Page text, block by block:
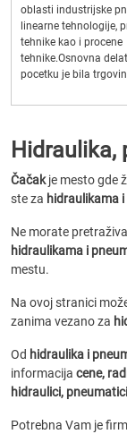
oblasti industrijske
linearne tehnologije,
tehnike kao i procene
tehnike.Osnovna
pocetku je bila
Hidraulika,
Čačakje mesto gde
ste za hidraulikama
Ne morate
hidraulikama i
mestu.
Na ovoj stranici
zanima vezano za
Od hidraulika i
informacija cene,
hidraulici, pneumati­ci
Potrebna Vam je